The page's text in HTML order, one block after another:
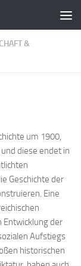
&
um 1900,
diese endet in
Geschichte der
Eine
der
Aufstiegs
historischen